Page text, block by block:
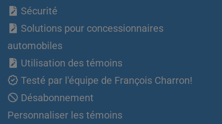
Sécurité
Solutions pour concessionnaires
automobiles
Utilisation des témoins
Testé par l'équipe de François Charron!
Désabonnement
Personnaliser les témoins